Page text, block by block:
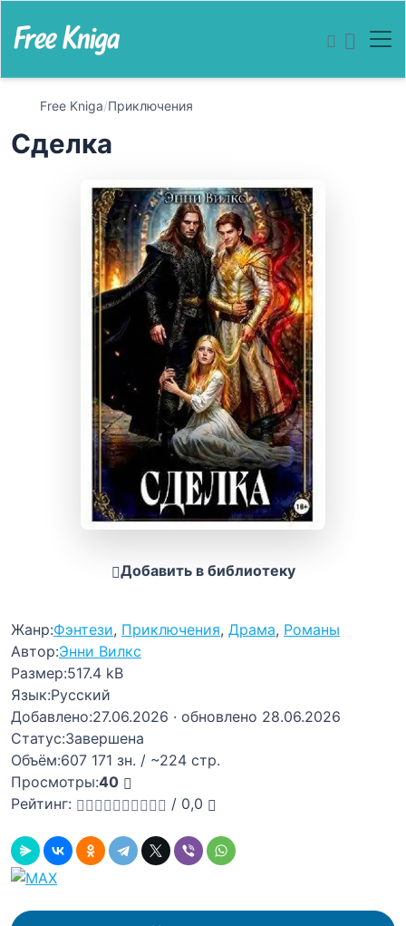
Free Kniga/Приключения
Сделка
Добавить в библиотеку
Жанр:Фэнтези, Приключения, Драма, Романы
Автор:Энни Вилкс
Размер:517.4 kB
Язык:Русский
Добавлено:27.06.2026 · обновлено 28.06.2026
Статус:Завершена
Объём:607 171 зн. / ~224 стр.
Просмотры:40
Рейтинг:
/ 0,0